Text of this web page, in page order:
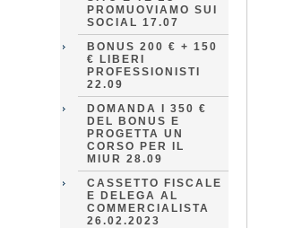
PROMUOVIAMO SUI
SOCIAL 17.07
BONUS 200 € + 150
€ LIBERI
PROFESSIONISTI
22.09
DOMANDA I 350 €
DEL BONUS E
PROGETTA UN
CORSO PER IL
MIUR 28.09
CASSETTO FISCALE
E DELEGA AL
COMMERCIALISTA
26.02.2023